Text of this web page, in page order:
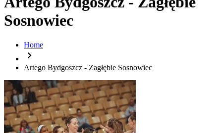
Sosnowiec
Home
chevron_right
Artego Bydgoszcz - Zagłębie Sosnowiec